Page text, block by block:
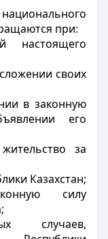
при:
настоящего
своих
в законную
его
за
Казахстан;
силу
случаев,